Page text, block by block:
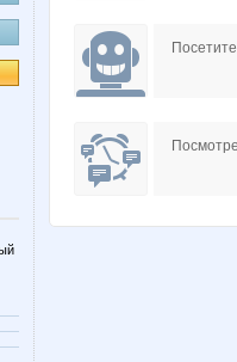
Biyani
IrinaKolc